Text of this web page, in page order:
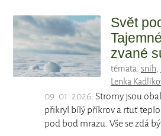
Svět
zvané
témata: sníh,
Lenka
09. 01. 2026: Stromy jsou
přikryl bílý příkrov a rtuť
pod bod mrazu. Vše se zdá